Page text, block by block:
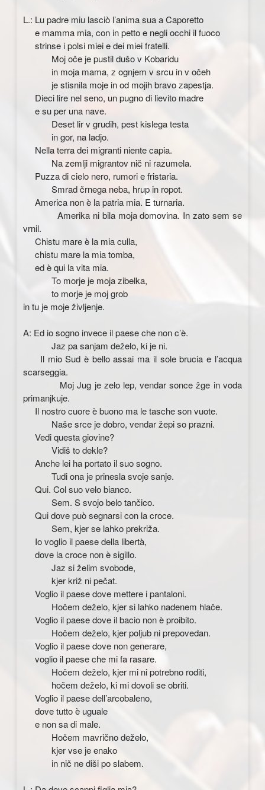
L.: Lu padre miu lasciò l’anima sua a Caporetto
e mamma mia, con in petto e negli occhi il fuoco
strinse i polsi miei e dei miei fratelli.
Moj oče je pustil dušo v Kobaridu
in moja mama, z ognjem v srcu in v očeh
je stisnila moje in od mojih bravo zapestja.
Dieci lire nel seno, un pugno di lievito madre
e su per una nave.
Deset lir v grudih, pest kislega testa
in gor, na ladjo.
Nella terra dei migranti niente capia.
Na zemlji migrantov nič ni razumela.
Puzza di cielo nero, rumori e fristaria.
Smrad črnega neba, hrup in ropot.
America non è la patria mia. E turnaria.
Amerika ni bila moja domovina. In zato sem se
vrnil.
Chistu mare è la mia culla,
chistu mare la mia tomba,
ed è qui la vita mia.
To morje je moja zibelka,
to morje je moj grob
in tu je moje življenje.
A: Ed io sogno invece il paese che non c’è.
Jaz pa sanjam deželo, ki je ni.
Il mio Sud è bello assai ma il sole brucia e l’acqua
scarseggia.
Moj Jug je zelo lep, vendar sonce žge in voda
primanjkuje.
Il nostro cuore è buono ma le tasche son vuote.
Naše srce je dobro, vendar žepi so prazni.
Vedi questa giovine?
Vidiš to dekle?
Anche lei ha portato il suo sogno.
Tudi ona je prinesla svoje sanje.
Qui. Col suo velo bianco.
Sem. S svojo belo tančico.
Qui dove può segnarsi con la croce.
Sem, kjer se lahko prekriža.
Io voglio il paese della libertà,
dove la croce non è sigillo.
Jaz si želim svobode,
kjer križ ni pečat.
Voglio il paese dove mettere i pantaloni.
Hočem deželo, kjer si lahko nadenem hlače.
Voglio il paese dove il bacio non è proibito.
Hočem deželo, kjer poljub ni prepovedan.
Voglio il paese dove non generare,
voglio il paese che mi fa rasare.
Hočem deželo, kjer mi ni potrebno roditi,
hočem deželo, ki mi dovoli se obriti.
Voglio il paese dell’arcobaleno,
dove tutto è uguale
e non sa di male.
Hočem mavrično deželo,
kjer vse je enako
in nič ne diši po slabem.